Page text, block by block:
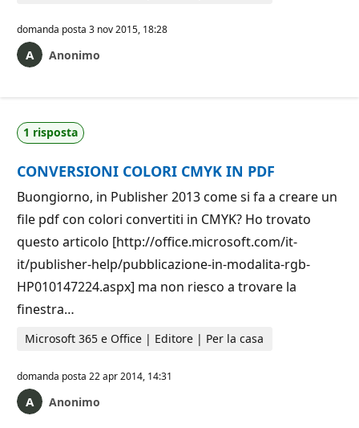
domanda posta 3 nov 2015, 18:28
Anonimo
1 risposta
CONVERSIONI COLORI CMYK IN PDF
Buongiorno, in Publisher 2013 come si fa a creare un
file pdf con colori convertiti in CMYK? Ho trovato
questo articolo [http://office.microsoft.com/it-
it/publisher-help/pubblicazione-in-modalita-rgb-
HP010147224.aspx] ma non riesco a trovare la
finestra…
Microsoft 365 e Office | Editore | Per la casa
domanda posta 22 apr 2014, 14:31
Anonimo